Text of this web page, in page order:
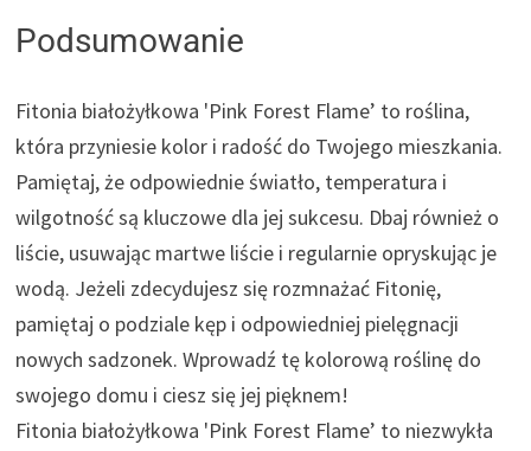
Podsumowanie
Fitonia białożyłkowa 'Pink Forest Flame’ to roślina,
która przyniesie kolor i radość do Twojego mieszkania.
Pamiętaj, że odpowiednie światło, temperatura i
wilgotność są kluczowe dla jej sukcesu. Dbaj również o
liście, usuwając martwe liście i regularnie opryskując je
wodą. Jeżeli zdecydujesz się rozmnażać Fitonię,
pamiętaj o podziale kęp i odpowiedniej pielęgnacji
nowych sadzonek. Wprowadź tę kolorową roślinę do
swojego domu i ciesz się jej pięknem!
Fitonia białożyłkowa 'Pink Forest Flame’ to niezwykła